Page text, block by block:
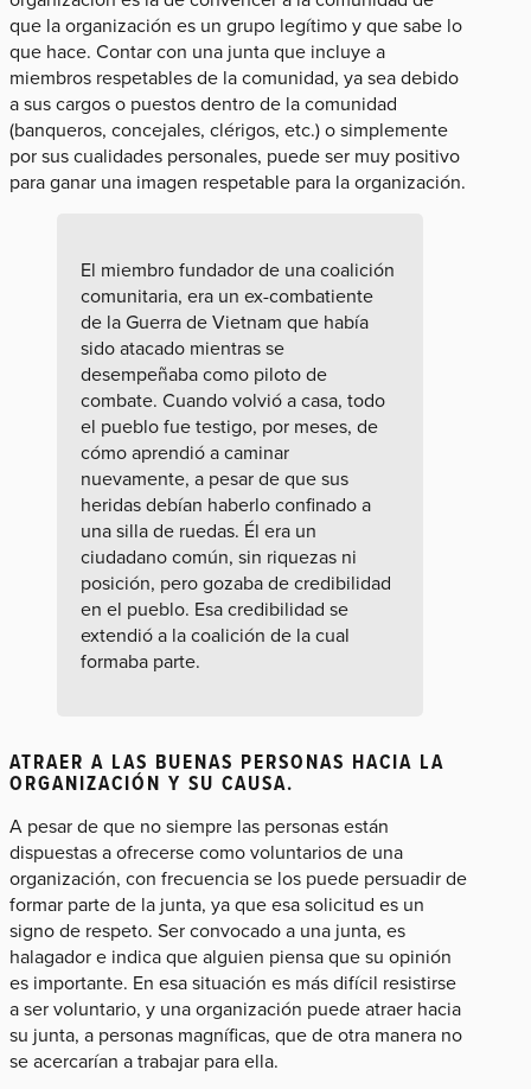
que la organización es un grupo legítimo y que sabe lo
que hace. Contar con una junta que incluye a
miembros respetables de la comunidad, ya sea debido
a sus cargos o puestos dentro de la comunidad
(banqueros, concejales, clérigos, etc.) o simplemente
por sus cualidades personales, puede ser muy positivo
para ganar una imagen respetable para la organización.
El miembro fundador de una coalición
comunitaria, era un ex-combatiente
de la Guerra de Vietnam que había
sido atacado mientras se
desempeñaba como piloto de
combate. Cuando volvió a casa, todo
el pueblo fue testigo, por meses, de
cómo aprendió a caminar
nuevamente, a pesar de que sus
heridas debían haberlo confinado a
una silla de ruedas. Él era un
ciudadano común, sin riquezas ni
posición, pero gozaba de credibilidad
en el pueblo. Esa credibilidad se
extendió a la coalición de la cual
formaba parte.
ATRAER A LAS BUENAS PERSONAS HACIA LA
ORGANIZACIÓN Y SU CAUSA.
A pesar de que no siempre las personas están
dispuestas a ofrecerse como voluntarios de una
organización, con frecuencia se los puede persuadir de
formar parte de la junta, ya que esa solicitud es un
signo de respeto. Ser convocado a una junta, es
halagador e indica que alguien piensa que su opinión
es importante. En esa situación es más difícil resistirse
a ser voluntario, y una organización puede atraer hacia
su junta, a personas magníficas, que de otra manera no
se acercarían a trabajar para ella.